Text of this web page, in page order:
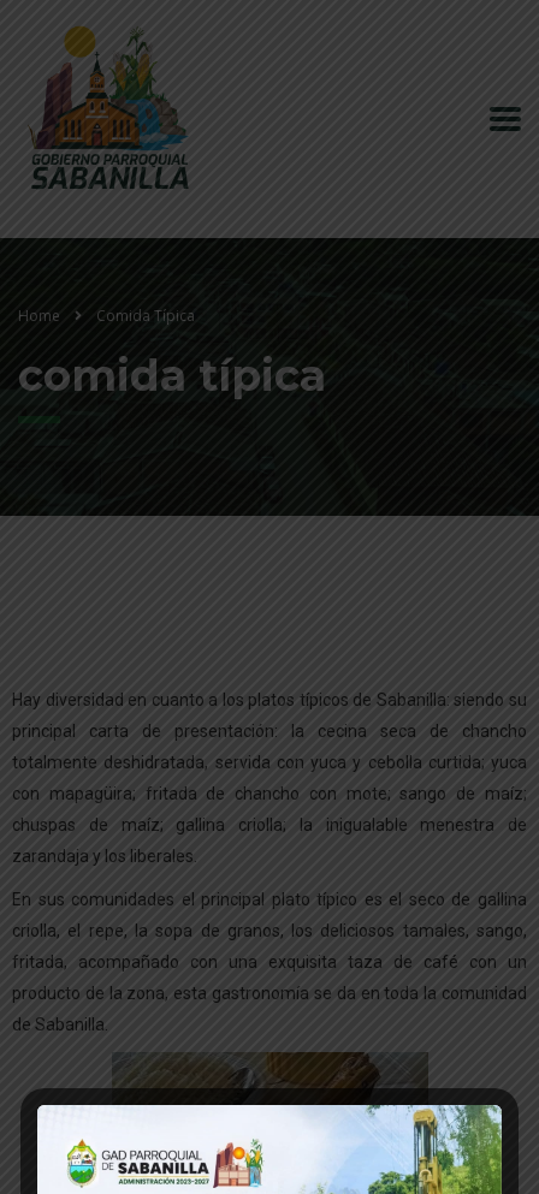
Home Comida Típica
comida típica
Hay diversidad en cuanto a los platos típicos de Sabanilla: siendo su
principal carta de presentación: la cecina seca de chancho
totalmente deshidratada, servida con yuca y cebolla curtida; yuca
con mapagüira; fritada de chancho con mote; sango de maíz;
chuspas de maíz; gallina criolla; la inigualable menestra de
zarandaja y los liberales.
En sus comunidades el principal plato típico es el seco de gallina
criolla, el repe, la sopa de granos, los deliciosos tamales, sango,
fritada, acompañado con una exquisita taza de café con un
producto de la zona, esta gastronomía se da en toda la comunidad
de Sabanilla.